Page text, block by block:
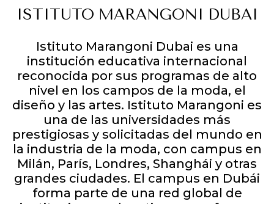
ISTITUTO MARANGONI DUBAI
Istituto Marangoni Dubai es una
institución educativa internacional
reconocida por sus programas de alto
nivel en los campos de la moda, el
diseño y las artes. Istituto Marangoni es
una de las universidades más
prestigiosas y solicitadas del mundo en
la industria de la moda, con campus en
Milán, París, Londres, Shanghái y otras
grandes ciudades. El campus en Dubái
forma parte de una red global de